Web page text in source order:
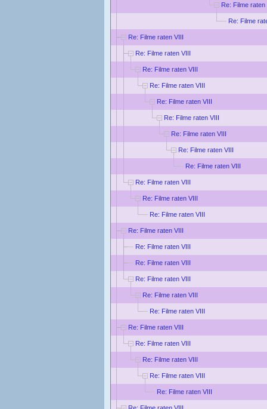
Re: Filme raten
Re: Filme
Re: Filme raten VIII
Re: Filme raten VIII
Re: Filme raten VIII
Re: Filme raten VIII
Re: Filme raten VIII
Re: Filme raten VIII
Re: Filme raten VIII
Re: Filme raten VIII
Re: Filme raten VIII
Re: Filme raten VIII
Re: Filme raten VIII
Re: Filme raten VIII
Re: Filme raten VIII
Re: Filme raten VIII
Re: Filme raten VIII
Re: Filme raten VIII
Re: Filme raten VIII
Re: Filme raten VIII
Re: Filme raten VIII
Re: Filme raten VIII
Re: Filme raten VIII
Re: Filme raten VIII
Re: Filme raten VIII